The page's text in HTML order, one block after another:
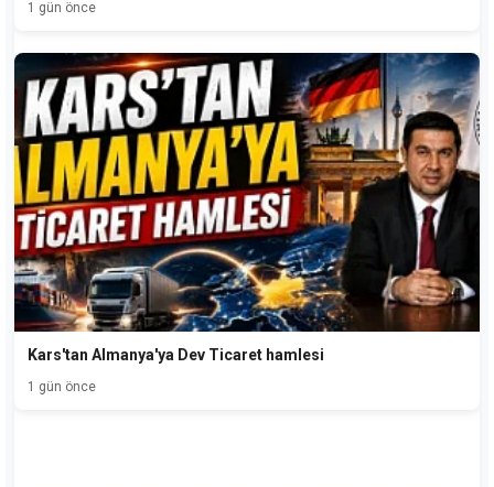
1 gün önce
Kars'tan Almanya'ya Dev Ticaret hamlesi
1 gün önce